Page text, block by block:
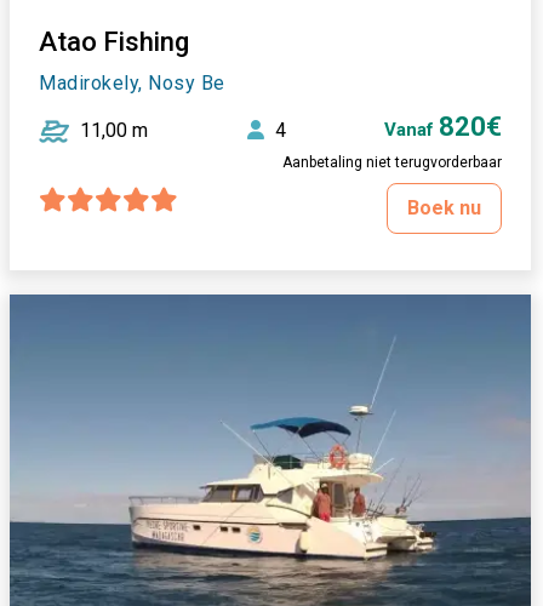
Atao Fishing
Madirokely, Nosy Be
11,00 m 4 Vanaf 820€
Aanbetaling niet terugvorderbaar
Boek nu